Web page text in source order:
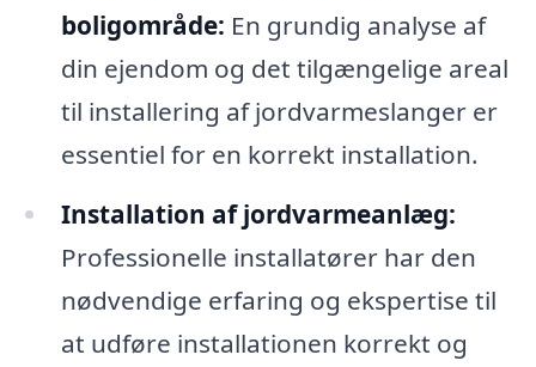
boligområde: En grundig analyse af
din ejendom og det tilgængelige areal
til installering af jordvarmeslanger er
essentiel for en korrekt installation.
Installation af jordvarmeanlæg:
Professionelle installatører har den
nødvendige erfaring og ekspertise til
at udføre installationen korrekt og